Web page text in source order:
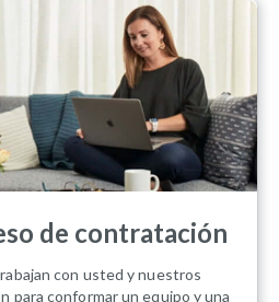
de contratación
con usted y nuestros
para conformar un equipo y una